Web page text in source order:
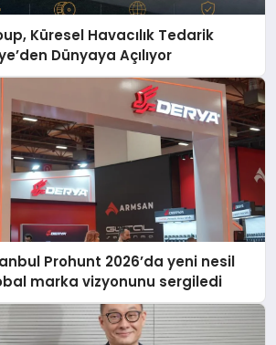
Küresel Havacılık Tedarik
Dünyaya Açılıyor
Prohunt 2026’da yeni nesil
marka vizyonunu sergiledi